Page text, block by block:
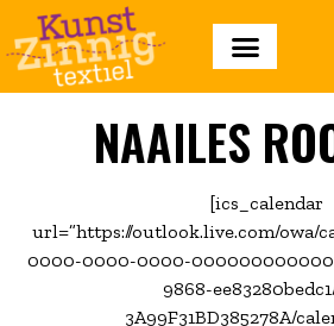
NAAILES
[ics_calendar
url=”https://outlook.live.com/owa/
0000-0000-0000-000000000000/
9868-
3A99F31BD385278A/